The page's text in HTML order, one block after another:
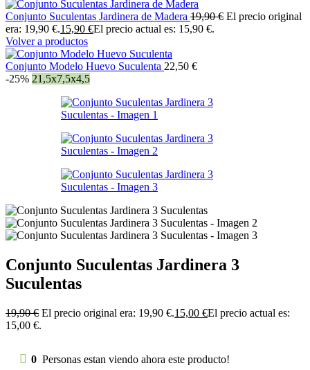
Conjunto Suculentas Jardinera de Madera 19,90€ El precio original
era: 19,90 €.15,90 €El precio actual es: 15,90 €.
Volver a productos
Conjunto Modelo Huevo Suculenta 22,50 €
-25% 21,5x7,5x4,5
Conjunto Suculentas Jardinera 3
Suculentas
19,90€ El precio original era: 19,90 €.15,00 €El precio actual es:
15,00 €.
0 Personas estan viendo ahora este producto!